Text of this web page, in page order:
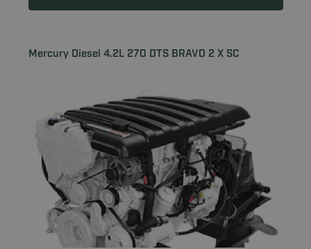
Mercury Diesel 4.2L 270 DTS BRAVO 2 X SC